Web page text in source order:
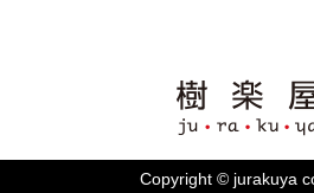
Copyright © jurakuya